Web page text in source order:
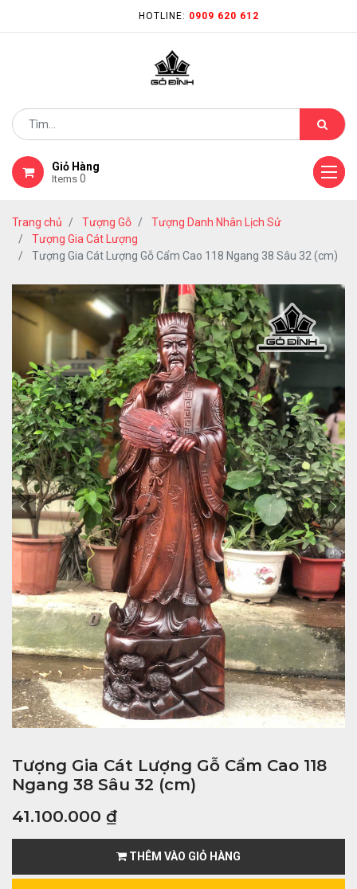
HOTLINE: 0909 620 612
Giỏ Hàng
Items 0
Trang chủ Tượng Gỗ
Tượng Danh Nhân Lịch Sử
Tượng Gia Cát Lượng
Tượng Gia Cát Lượng Gỗ Cẩm Cao 118 Ngang 38 Sâu 32 (cm)
Tượng Gia Cát Lượng Gỗ Cẩm Cao 118
Ngang 38 Sâu 32 (cm)
41.100.000 ₫
THÊM VÀO GIỎ HÀNG